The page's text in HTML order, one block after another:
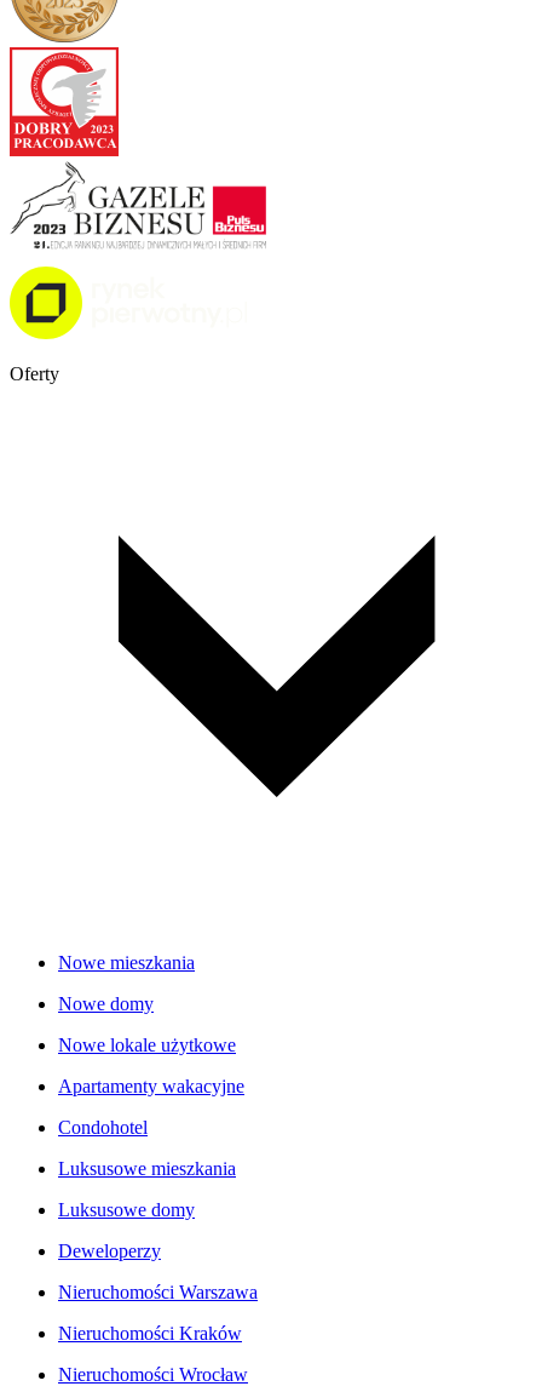
Oferty
Nowe mieszkania
Nowe domy
Nowe lokale użytkowe
Apartamenty wakacyjne
Condohotel
Luksusowe mieszkania
Luksusowe domy
Deweloperzy
Nieruchomości Warszawa
Nieruchomości Kraków
Nieruchomości Wrocław